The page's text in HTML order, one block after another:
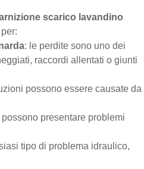
scarico lavandino
: le perdite sono uno dei
raccordi allentati o giunti
possono essere causate da
presentare problemi
tipo di problema idraulico,